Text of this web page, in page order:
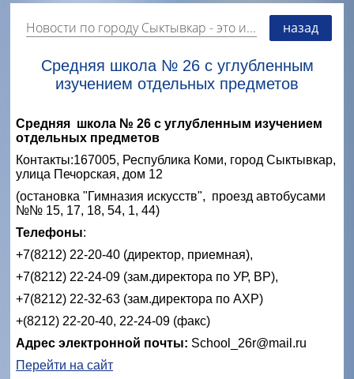
Новости по городу Сыктывкар - это информация о событиях, мероприятиях и торгово-коммерческой деятельности города. Страницу наполняют платные и бесплатные объявления, имеющие функцию "поднятия вверх списка". назад
Средняя школа № 26 с углубленным
изучением отдельных предметов
Средняя школа № 26 с углубленным изучением
отдельных предметов
Контакты:167005, Республика Коми, город Сыктывкар,
улица Печорская, дом 12
(остановка "Гимназия искусств", проезд автобусами
№№ 15, 17, 18, 54, 1, 44)
Телефоны:
+7(8212) 22-20-40 (директор, приемная),
+7(8212) 22-24-09 (зам.директора по УР, ВР),
+7(8212) 22-32-63 (зам.директора по АХР)
+(8212) 22-20-40, 22-24-09 (факс)
Адрес электронной почты: School_26r@mail.ru
Перейти на сайт